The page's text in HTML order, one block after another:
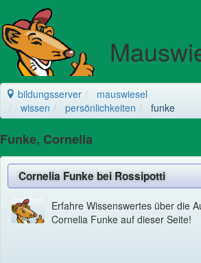
bildungsserver
mauswiesel
wissen
persönlichkeiten funke
Funke, Cornelia
Cornelia Funke bei Rossipotti
Erfahre Wissenswertes über die
Cornelia Funke auf dieser Seite!